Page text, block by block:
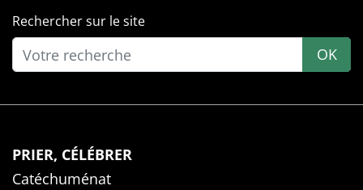
Rechercher sur le site
OK
PRIER, CÉLÉBRER
Catéchuménat